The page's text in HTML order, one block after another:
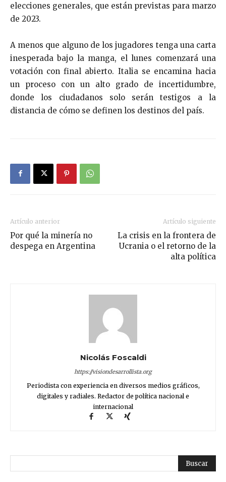
elecciones generales, que están previstas para marzo
de 2023.
A menos que alguno de los jugadores tenga una carta
inesperada bajo la manga, el lunes comenzará una
votación con final abierto. Italia se encamina hacia
un proceso con un alto grado de incertidumbre,
donde los ciudadanos solo serán testigos a la
distancia de cómo se definen los destinos del país.
Artículo anterior
Por qué la minería no
despega en Argentina
Artículo siguiente
La crisis en la frontera de
Ucrania o el retorno de la
alta política
Nicolás Foscaldi
https://visiondesarrollista.org
Periodista con experiencia en diversos medios gráficos,
digitales y radiales. Redactor de política nacional e
internacional